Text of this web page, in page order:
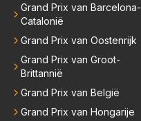
Grand Prix van Barcelona-
Catalonië
Grand Prix van Oostenrijk
Grand Prix van Groot-
Brittannië
Grand Prix van België
Grand Prix van Hongarije